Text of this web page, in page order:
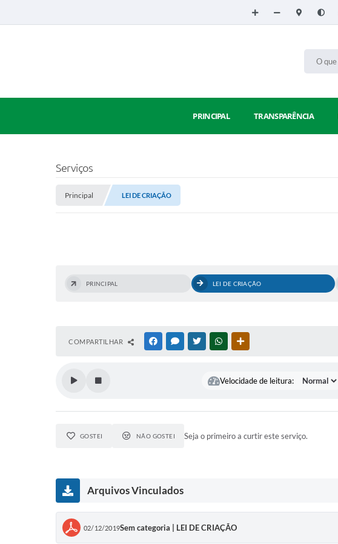
PRINCIPAL TRANSPARÊNCIA
Serviços
Principal LEI DE CRIAÇÃO
PRINCIPAL LEI DE CRIAÇÃO
COMPARTILHAR FACEBOOKMESSENGER
TWITTERWHATSAPP
Velocidade de leitura:
GOSTEI NÃO GOSTEI Seja o primeiro a curtir este serviço.
Arquivos Vinculados
02/12/2019Sem categoria | LEI DE CRIAÇÃO